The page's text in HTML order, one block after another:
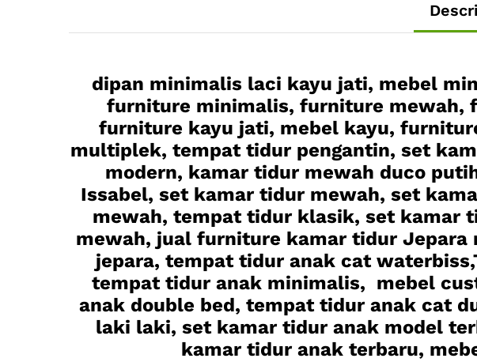
dipan minimalis laci kayu jati, mebel
furniture minimalis, furniture mewah,
furniture kayu jati, mebel kayu,
multiplek, tempat tidur pengantin, set
modern, kamar tidur mewah duco
Issabel, set kamar tidur mewah, set
mewah, tempat tidur klasik, set kamar
mewah, jual furniture kamar tidur
jepara, tempat tidur anak cat
tempat tidur anak minimalis, mebel
anak double bed, tempat tidur anak cat
laki laki, set kamar tidur anak model
kamar tidur anak terbaru,